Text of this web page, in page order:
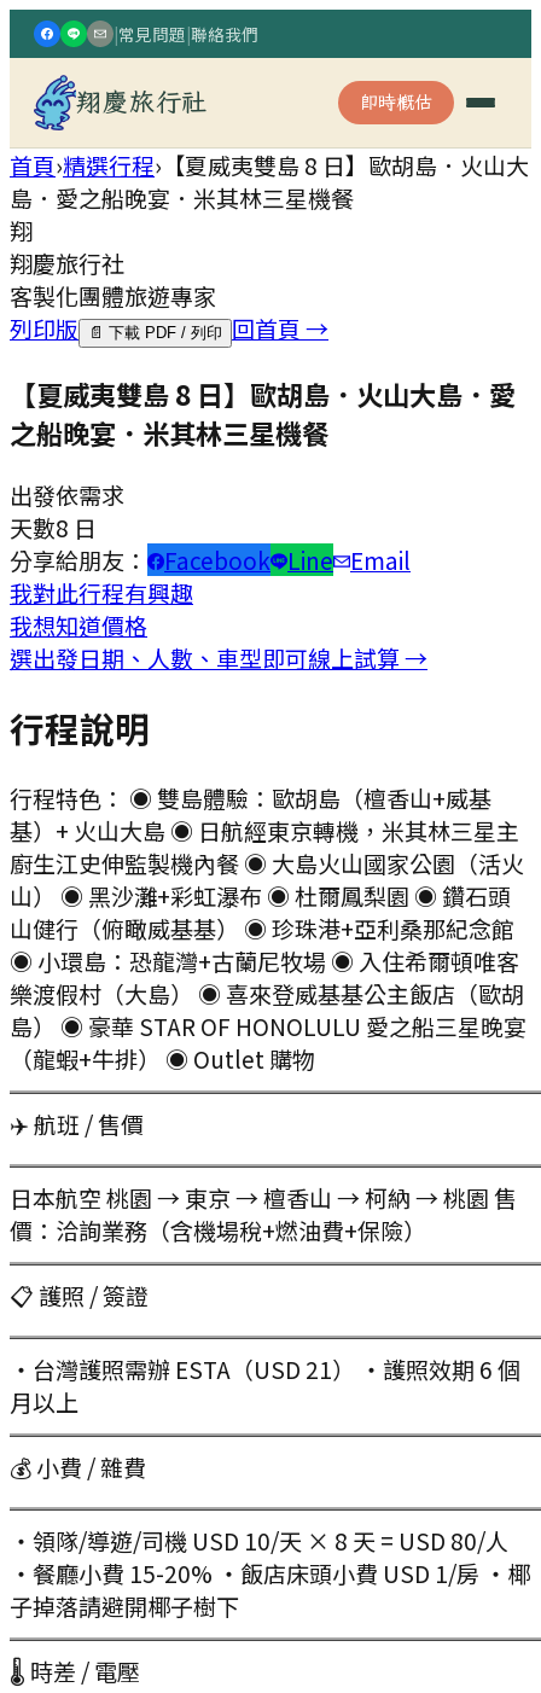
|常見問題|聯絡我們
翔慶旅行社 即時概估
首頁›精選行程› 【夏威夷雙島 8 日】歐胡島．火山大
島．愛之船晚宴．米其林三星機餐
翔
翔慶旅行社
客製化團體旅遊專家
列印版
📄 下載 PDF / 列印 回首頁 →
【夏威夷雙島 8 日】歐胡島．火山大島．愛
之船晚宴．米其林三星機餐
出發依需求
天數8 日
分享給朋友：
Facebook Line
Email
我對此行程有興趣
我想知道價格
選出發日期、人數、車型即可線上試算 →
行程說明
行程特色： ◉ 雙島體驗：歐胡島（檀香山+威基
基）+ 火山大島 ◉ 日航經東京轉機，米其林三星主
廚生江史伸監製機內餐 ◉ 大島火山國家公園（活火
山） ◉ 黑沙灘+彩虹瀑布 ◉ 杜爾鳳梨園 ◉ 鑽石頭
山健行（俯瞰威基基） ◉ 珍珠港+亞利桑那紀念館
◉ 小環島：恐龍灣+古蘭尼牧場 ◉ 入住希爾頓唯客
樂渡假村（大島） ◉ 喜來登威基基公主飯店（歐胡
島） ◉ 豪華 STAR OF HONOLULU 愛之船三星晚宴
（龍蝦+牛排） ◉ Outlet 購物
✈️ 航班 / 售價
日本航空 桃園 → 東京 → 檀香山 → 柯納 → 桃園 售
價：洽詢業務（含機場稅+燃油費+保險）
📋 護照 / 簽證
・台灣護照需辦 ESTA（USD 21） ・護照效期 6 個
月以上
💰 小費 / 雜費
・領隊/導遊/司機 USD 10/天 × 8 天 = USD 80/人
・餐廳小費 15-20% ・飯店床頭小費 USD 1/房 ・椰
子掉落請避開椰子樹下
🌡 時差 / 電壓